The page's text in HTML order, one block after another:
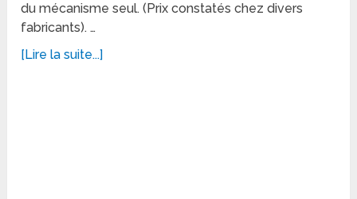
du mécanisme seul. (Prix constatés chez divers
fabricants). …
[Lire la suite...]